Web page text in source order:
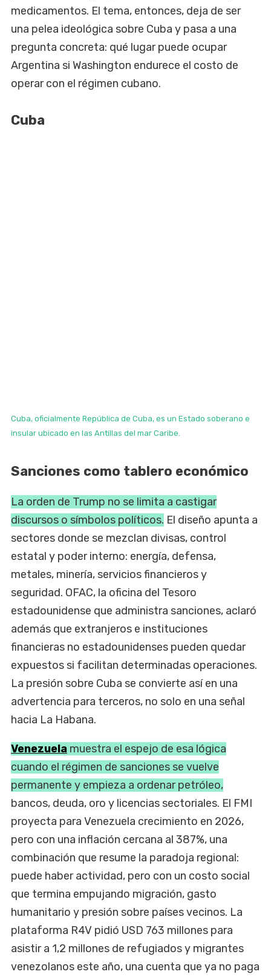
medicamentos. El tema, entonces, deja de ser
una pelea ideológica sobre Cuba y pasa a una
pregunta concreta: qué lugar puede ocupar
Argentina si Washington endurece el costo de
operar con el régimen cubano.
Cuba
Cuba, oficialmente República de Cuba, es un Estado soberano e
insular ubicado en las Antillas del mar Caribe.
Sanciones como tablero económico
La orden de Trump no se limita a castigar
discursos o símbolos políticos. El diseño apunta a
sectores donde se mezclan divisas, control
estatal y poder interno: energía, defensa,
metales, minería, servicios financieros y
seguridad. OFAC, la oficina del Tesoro
estadounidense que administra sanciones, aclaró
además que extranjeros e instituciones
financieras no estadounidenses pueden quedar
expuestos si facilitan determinadas operaciones.
La presión sobre Cuba se convierte así en una
advertencia para terceros, no solo en una señal
hacia La Habana.
Venezuela muestra el espejo de esa lógica
cuando el régimen de sanciones se vuelve
permanente y empieza a ordenar petróleo,
bancos, deuda, oro y licencias sectoriales. El FMI
proyecta para Venezuela crecimiento en 2026,
pero con una inflación cercana al 387%, una
combinación que resume la paradoja regional:
puede haber actividad, pero con un costo social
que termina empujando migración, gasto
humanitario y presión sobre países vecinos. La
plataforma R4V pidió USD 763 millones para
asistir a 1,2 millones de refugiados y migrantes
venezolanos este año, una cuenta que ya no paga